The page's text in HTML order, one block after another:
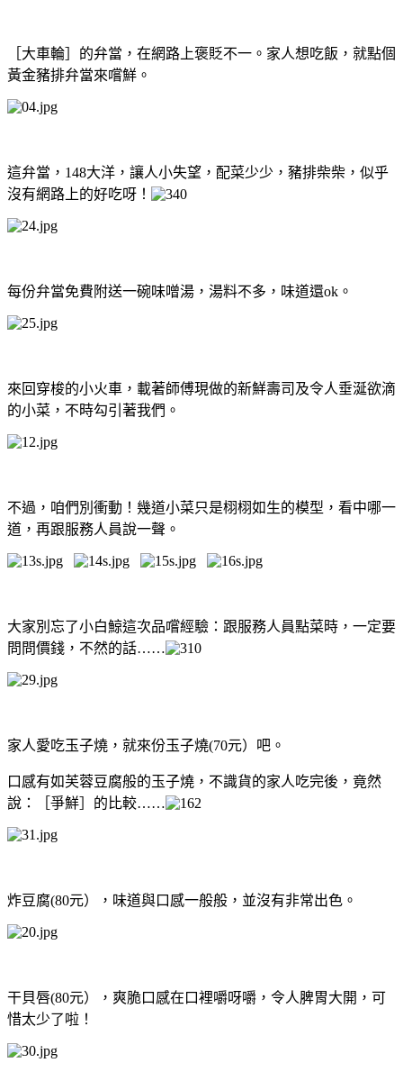
［大車輪］的弁當，在網路上褒貶不一。家人想吃飯，就點個
黃金豬排弁當來嚐鮮。
這弁當，148大洋，讓人小失望，配菜少少，豬排柴柴，似乎
沒有網路上的好吃呀！
每份弁當免費附送一碗味噌湯，湯料不多，味道還ok。
來回穿梭的小火車，載著師傅現做的新鮮壽司及令人垂涎欲滴
的小菜，不時勾引著我們。
不過，咱們別衝動！幾道小菜只是栩栩如生的模型，看中哪一
道，再跟服務人員說一聲。
大家別忘了小白鯨這次品嚐經驗：跟服務人員點菜時，一定要
問問價錢，不然的話……
家人愛吃玉子燒，就來份玉子燒(70元）吧。
口感有如芙蓉豆腐般的玉子燒，不識貨的家人吃完後，竟然
說：［爭鮮］的比較……
炸豆腐(80元），味道與口感一般般，並沒有非常出色。
干貝唇(80元），爽脆口感在口裡嚼呀嚼，令人脾胃大開，可
惜太少了啦！